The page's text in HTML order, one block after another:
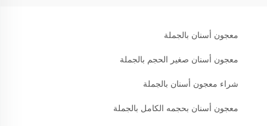
معجون أسنان بالجملة
معجون أسنان صغير الحجم بالجملة
شراء معجون أسنان بالجملة
معجون أسنان بحجمه الكامل بالجملة